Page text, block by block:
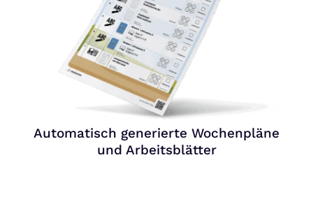
Automatisch generierte Wochenpläne
und Arbeitsblätter